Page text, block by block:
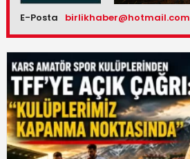
E-Posta birlikhaber@hotmail.com